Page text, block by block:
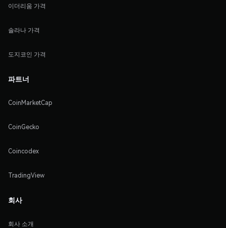
이더리움 가격
솔라나 가격
도지코인 가격
파트너
CoinMarketCap
CoinGecko
Coincodex
TradingView
회사
회사 소개